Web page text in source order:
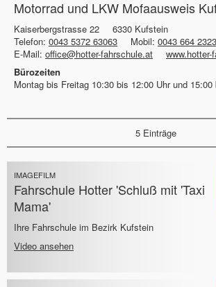
Motorrad und LKW Mofaausweis
Kaiserbergstrasse 22
6330 Kufstein
Telefon: 0043 5372 63063 Mobil: 0043 664
E-Mail: office@hotter-fahrschule.at
Bürozeiten
Montag bis Freitag 10:30 bis 12:00 Uhr und
5 Einträge
IMAGEFILM
Fahrschule Hotter 'Schluß mit 'Taxi
Mama'
Ihre Fahrschule im Bezirk Kufstein
Video ansehen